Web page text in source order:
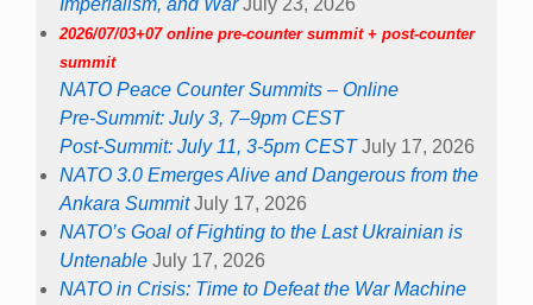
2026/07/03+07 online pre-counter summit + post-counter
summit
NATO Peace Counter Summits – Online
Pre-Summit: July 3, 7–9pm CEST
Post-Summit: July 11, 3-5pm CEST July 17, 2026
NATO 3.0 Emerges Alive and Dangerous from the
Ankara Summit July 17, 2026
NATO’s Goal of Fighting to the Last Ukrainian is
Untenable July 17, 2026
NATO in Crisis: Time to Defeat the War Machine